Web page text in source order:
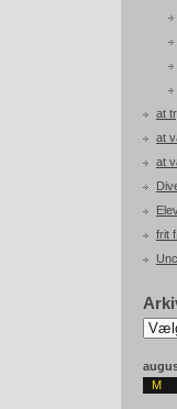
at
at
at
frit
Arkiv
M